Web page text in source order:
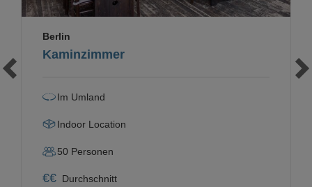
Kaminzimmer
Berlin
Im Umland
Indoor Location
50 Personen
€€ Durchschnitt